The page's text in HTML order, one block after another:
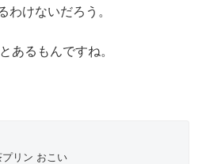
わけないだろう。
あるもんですね。
プリン おこい